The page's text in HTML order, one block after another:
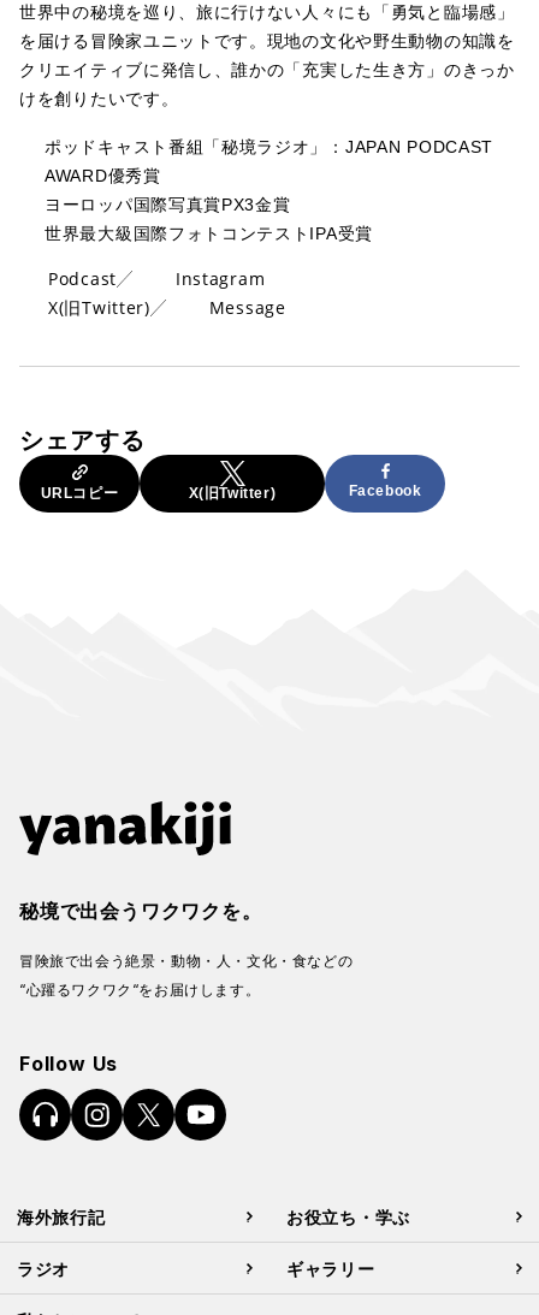
世界中の秘境を巡り、旅に行けない人々にも「勇気と臨場感」
を届ける冒険家ユニットです。現地の文化や野生動物の知識を
クリエイティブに発信し、誰かの「充実した生き方」のきっか
けを創りたいです。
ポッドキャスト番組「秘境ラジオ」：JAPAN PODCAST
AWARD優秀賞
ヨーロッパ国際写真賞PX3金賞
世界最大級国際フォトコンテストIPA受賞
Podcast
Instagram
X(旧Twitter)
Message
シェアする
URLコピー X(旧Twitter) Facebook
秘境で出会うワクワクを。
冒険旅で出会う絶景・動物・人・文化・食などの
“心躍るワクワク“をお届けします。
Follow Us
海外旅行記
お役立ち・学ぶ
ラジオ
ギャラリー